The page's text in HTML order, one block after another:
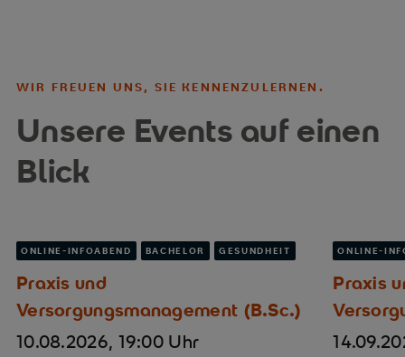
WIR FREUEN UNS, SIE KENNENZULERNEN.
Unsere Events auf einen
Blick
ONLINE-INFOABEND BACHELOR GESUNDHEIT
Praxis und
Versorgungsmanagement (B.Sc.)
10.08.2026, 19:00 Uhr
ONLINE-
Praxis